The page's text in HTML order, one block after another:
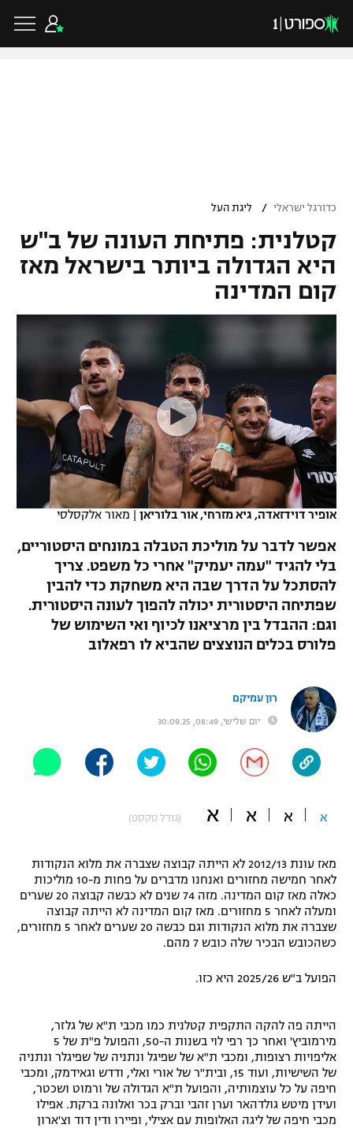
VOD
רץ ברשת
תוצאות
לוח שידורים
ברחבה
"מחצית בשכונה" – פודקאסט
משתתפים וזוכים בפרסים
תקנון משתתפים וזוכים בפרסים
תקנון עבור פעילות אלקטרה
תקנון עבור פעילות ספורט 1 – "מרלן"
גיימינג E-Sports
תנאי שימוש
תקנון פעילות ספורט 1
רשיון להקרנה פומבית לבית עסק
הצטרפות לחבילת הערוצים
גביע הטוטו
ליגיונרים
נבחרת ישראל
מכבי חיפה
בית"ר ירושלים
מכבי תל אביב
הפועל תל אביב
הפועל חיפה
הפועל באר שבע
מכבי נתניה
ליגת האלופות
ליגה אירופית
ליגה אנגלית
ליגה גרמנית
ליגה ספרדית
ליגה איטלקית
ליגה צרפתית
ליגה הולנדית
ליגה טורקית
ליגה סינית
ליגה ברזילאית
ליגות נוספות
כדורסל ישראלי
ליגת ווינר סל
כדורסל נשים
מכבי תל אביב
הפועל חולון
הפועל ירושלים
דני אבדיה
כדורסל עולמי
יורוליג
יורוקאפ
ענפים נוספים
טניס
כדוריד
כדורעף
שחייה
ג'ודו
אגרוף
ספורט אולימפי
היאבקות WWE
ספורט מוטורי
כדורמים
בייסבול MLB
ספורט אתגרי ואקסטרים
כדורגל ישראלי / ליגת העל
קטלנית: פתיחת העונה של ב"ש
היא הגדולה ביותר בישראל מאז
קום המדינה
אופיר דוידזאדה, גיא מזרחי, אור בלוריאן | מאור אלקסלסי
אפשר לדבר על מוליכת הטבלה במונחים היסטוריים,
בלי להגיד "עמה יעמיק" אחרי כל משפט. צריך
להסתכל על הדרך שבה היא משחקת כדי להבין
שפתיחה היסטורית יכולה להפוך לעונה היסטורית.
וגם: ההבדל בין מרציאנו לכיוף ואי השימוש של
פלורס בכלים הנוצצים שהביא לו רפאלוב
רון עמיקם
יום שלישי, 08:49, 30.09.25
א א א א (גודל טקסט)
מאז עונת 2012/13 לא הייתה קבוצה שצברה את מלוא הנקודות
לאחר חמישה מחזורים ואנחנו מדברים על פחות מ-10 מוליכות
כאלה מאז קום המדינה. מזה 74 שנים לא כבשה קבוצה 20 שערים
ומעלה לאחר 5 מחזורים. מאז קום המדינה לא הייתה קבוצה
שצברה את מלוא הנקודות וגם כבשה 20 שערים לאחר 5 מחזורים,
כשהכובש הבכיר שלה כובש 7 מהם.
הפועל ב"ש 2025/26 היא כזו.
הייתה פה להקה התקפית קטלנית כמו מכבי ת"א של גלזר,
מירמוביץ' ואחר כך רפי לוי בשנות ה-50, והפועל פ"ת של 5
אליפויות רצופות, ומכבי ת"א של שפיגל ונתניה של שפיגלר ונתניה
של השישיות, ועוד 15, ובית"ר של אורי ואלי, ודדש וגאידמק, ומכבי
חיפה על כל עוצמותיה, והפועל ת"א הגדולה של ורמוט ושכטר,
ועידן מיטש גולדהאר וערן זהבי וברק בכר ואלונה ברקת. אפילו
מכבי חיפה של ליגה האלופות עם אצילי, ופיירו ודין דוד וצ'ארון